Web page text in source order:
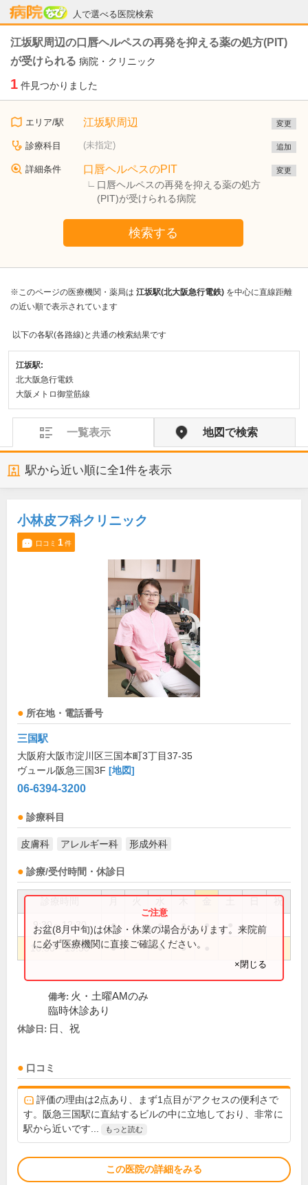
人で選べる医院検索
病院なび
江坂駅周辺の口唇ヘルペスの再発を抑える薬の処方(PIT)
が受けられる 病院・クリニック
1 件見つかりました
エリア/駅 江坂駅周辺 変更
診療科目 (未指定) 追加
詳細条件 口唇ヘルペスのPIT
口唇ヘルペスの再発を抑える薬の処方
(PIT)が受けられる病院
変更
検索する
※このページの医療機関・薬局は 江坂駅(北大阪急行電鉄) を中心に直線距離
の近い順で表示されています
以下の各駅(各路線)と共通の検索結果です
江坂駅:
北大阪急行電鉄
大阪メトロ御堂筋線
一覧表示 地図で検索
駅から近い順に全1件を表示
小林皮フ科クリニック
口コミ 1件
所在地・電話番号
三国駅
大阪府大阪市淀川区三国本町3丁目37-35
ヴュール阪急三国3F [地図]
06-6394-3200
診療科目
皮膚科 アレルギー科 形成外科
診療/受付時間・休診日
祝
9:30～12:30 ● ● ● ● ●
16:30～19:30 ● ● ●
お盆(8月中旬)は休診・休業の場合があります。来院前
に必ず医療機関に直接ご確認ください。
×閉じる
備考: 火・土曜AMのみ
臨時休診あり
休診日: 日、祝
口コミ
評価の理由は2点あり、まず1点目がアクセスの便利さで
す。阪急三国駅に直結するビルの中に立地しており、非常に
駅から近いです...
もっと読む
この医院の詳細をみる